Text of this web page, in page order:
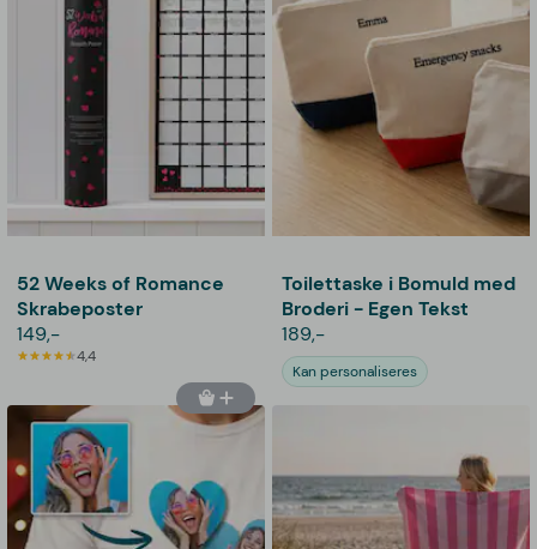
52 Weeks of Romance
Skrabeposter
149,-
4,4
Toilettaske i Bomuld med
Broderi - Egen Tekst
189,-
Kan personaliseres